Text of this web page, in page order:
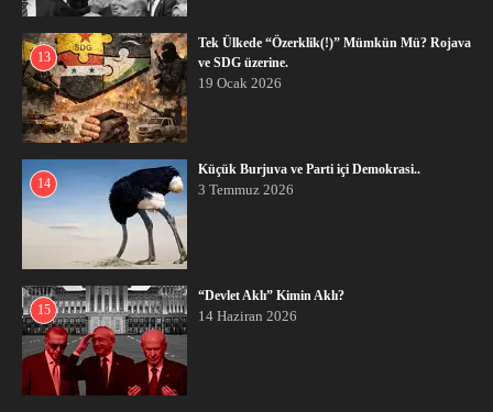
13
Tek Ülkede “Özerklik(!)” Mümkün Mü? Rojava
ve SDG üzerine.
19 Ocak 2026
14
Küçük Burjuva ve Parti içi Demokrasi..
3 Temmuz 2026
15
“Devlet Aklı” Kimin Aklı?
14 Haziran 2026